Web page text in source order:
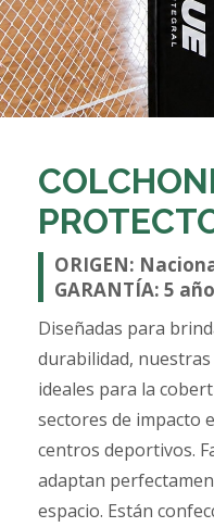
ORIGEN:
GARANTÍA: 5
Diseñadas para
durabilidad,
ideales para la
sectores de impacto
centros deportivos.
adaptan
espacio. Están